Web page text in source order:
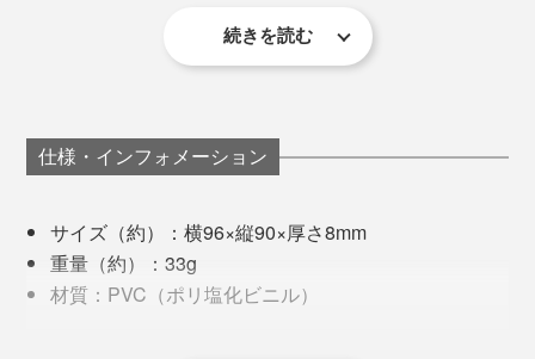
こちらの型紙もムダなくジグゾーパズルのようにピタッ
もともとは義肢装具士。患者さんの気持ちを誘導しなが
ら医療用サポーターやコルセットなどの製作をする仕事
だから、もちろん実験的なことはできないし、強い制約
もある。
『sugata』の財布は、「ここに腰を据えたい」と思うカ
使う人にまったく無理させない。薄いのにたっぷり入
る。使いやすい、出し入れしやすい、手に収まりがい
り、デザインや行動を意識させない溶け込み方で、私の
日常に収まっている。
続きを読む
仕様・インフォメーション
サイズ（約）：横96×縦90×厚さ8mm
重量（約）：33g
材質：PVC（ポリ塩化ビニル）